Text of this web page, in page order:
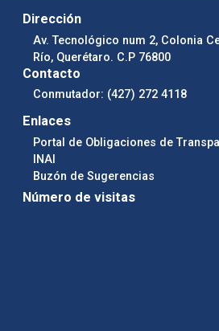
Dirección
Av. Tecnológico num 2, Colonia
Río, Querétaro. C.P 76800
Contacto
Conmutador: (427) 272 4118
Enlaces
Portal de Obligaciones de
INAI
Buzón de Sugerencias
Número de visitas